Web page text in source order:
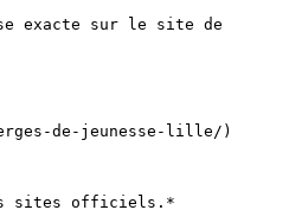
exacte sur le site de
de-jeunesse-lille/)
sites officiels.*